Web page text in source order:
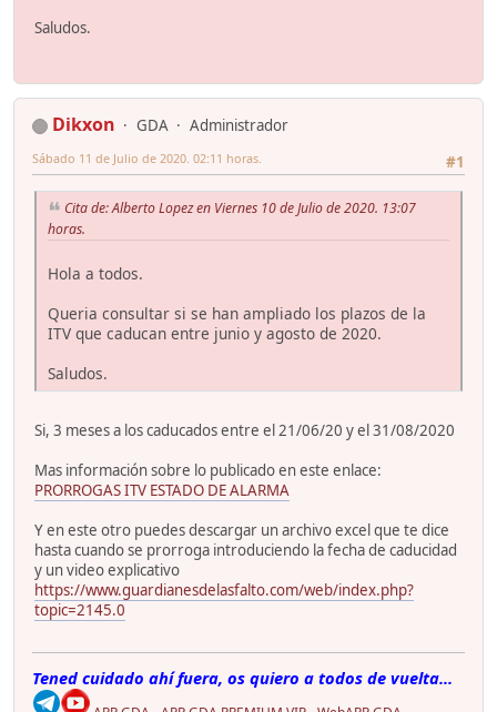
Saludos.
Dikxon GDA
Administrador
#1
Sábado 11 de Julio de 2020. 02:11 horas.
Cita de: Alberto Lopez en Viernes 10 de Julio de 2020. 13:07
horas.
Hola a todos.
Queria consultar si se han ampliado los plazos de la
ITV que caducan entre junio y agosto de 2020.
Saludos.
Si, 3 meses a los caducados entre el 21/06/20 y el 31/08/2020
Mas información sobre lo publicado en este enlace:
PRORROGAS ITV ESTADO DE ALARMA
Y en este otro puedes descargar un archivo excel que te dice
hasta cuando se prorroga introduciendo la fecha de caducidad
y un video explicativo
https://www.guardianesdelasfalto.com/web/index.php?
topic=2145.0
Tened cuidado ahí fuera, os quiero a todos de vuelta...